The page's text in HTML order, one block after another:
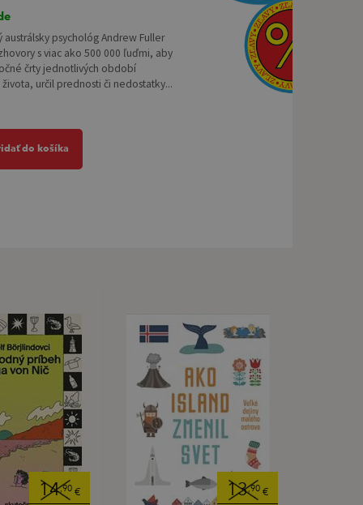
austrálsky psychológ Andrew Fuller
s viac ako 500 000 ľuďmi, aby
črty jednotlivých období
určil prednosti či nedostatky...
do košíka
14,90 € 13,90 €